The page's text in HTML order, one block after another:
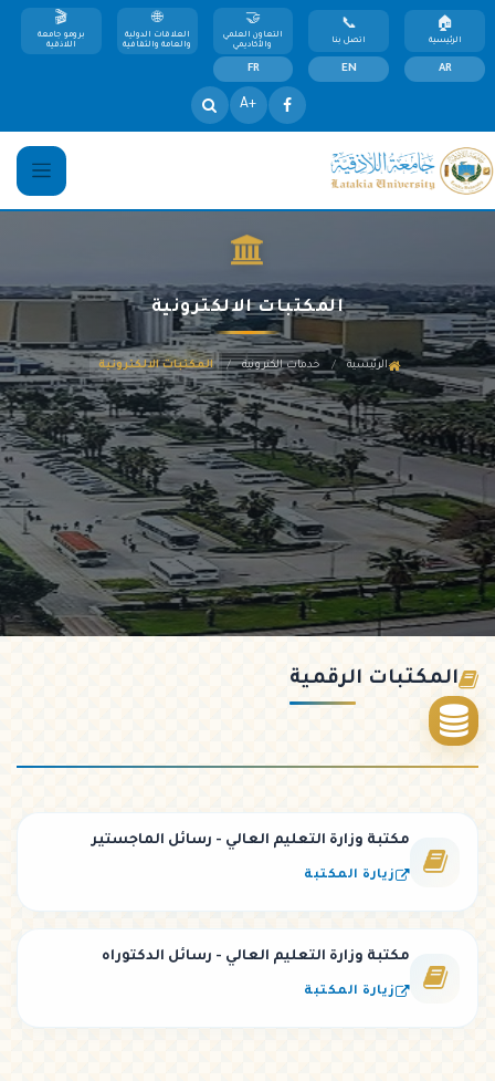
الرئيسية اتصل بنا
التعاون العلمي
والأكاديمي
العلاقات الدولية
والعامة والثقافية
برومو جامعة
اللاذقية
AR
EN
FR
+A
المكتبات الالكترونية
الرئيسية / خدمات الكترونية / المكتبات الالكترونية
المكتبات الرقمية
مكتبة وزارة التعليم العالي - رسائل الماجستير
زيارة المكتبة
مكتبة وزارة التعليم العالي - رسائل الدكتوراه
زيارة المكتبة